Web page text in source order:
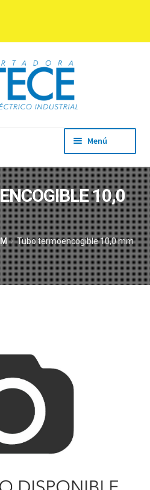
Menú
10,0
Tubo termoencogible 10,0 mm